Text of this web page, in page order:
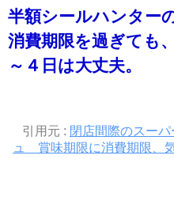
半額シールハンター
消費期限を過ぎても
～４日は大丈夫。
引用元 : 閉店間際のスー
ュ 賞味期限に消費期限、